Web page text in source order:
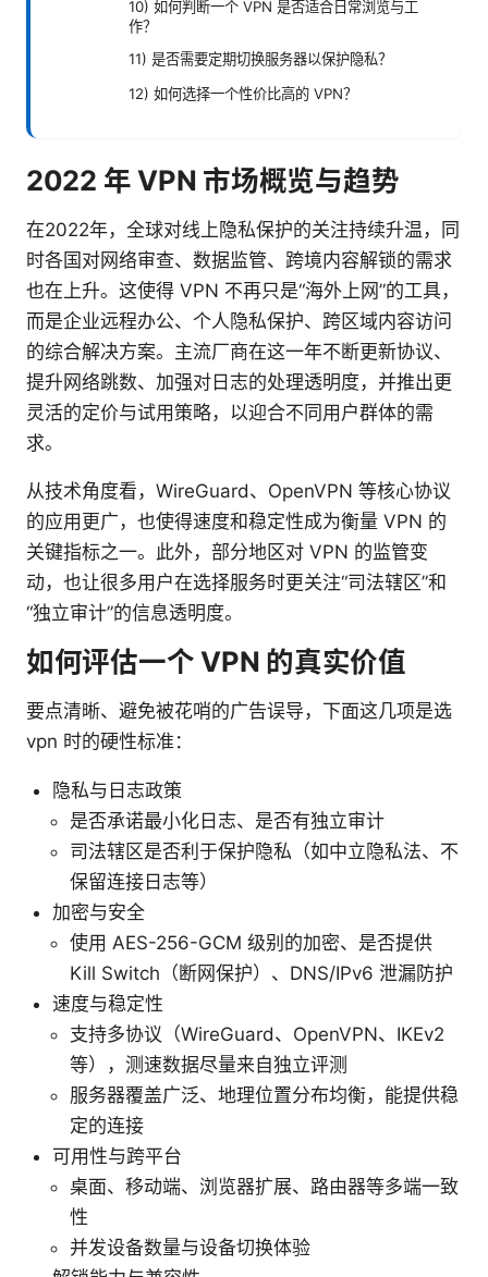
10) 如何判断一个 VPN 是否适合日常浏览与工
作？
11) 是否需要定期切换服务器以保护隐私？
12) 如何选择一个性价比高的 VPN？
2022 年 VPN 市场概览与趋势
在2022年，全球对线上隐私保护的关注持续升温，同
时各国对网络审查、数据监管、跨境内容解锁的需求
也在上升。这使得 VPN 不再只是“海外上网”的工具，
而是企业远程办公、个人隐私保护、跨区域内容访问
的综合解决方案。主流厂商在这一年不断更新协议、
提升网络跳数、加强对日志的处理透明度，并推出更
灵活的定价与试用策略，以迎合不同用户群体的需
求。
从技术角度看，WireGuard、OpenVPN 等核心协议
的应用更广，也使得速度和稳定性成为衡量 VPN 的
关键指标之一。此外，部分地区对 VPN 的监管变
动，也让很多用户在选择服务时更关注“司法辖区”和
“独立审计”的信息透明度。
如何评估一个 VPN 的真实价值
要点清晰、避免被花哨的广告误导，下面这几项是选
vpn 时的硬性标准：
隐私与日志政策
是否承诺最小化日志、是否有独立审计
司法辖区是否利于保护隐私（如中立隐私法、不
保留连接日志等）
加密与安全
使用 AES-256-GCM 级别的加密、是否提供
Kill Switch（断网保护）、DNS/IPv6 泄漏防护
速度与稳定性
支持多协议（WireGuard、OpenVPN、IKEv2
等），测速数据尽量来自独立评测
服务器覆盖广泛、地理位置分布均衡，能提供稳
定的连接
可用性与跨平台
桌面、移动端、浏览器扩展、路由器等多端一致
性
并发设备数量与设备切换体验